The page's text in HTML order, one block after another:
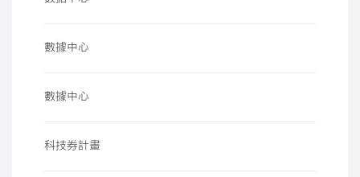
數據中心
數據中心
科技券計畫